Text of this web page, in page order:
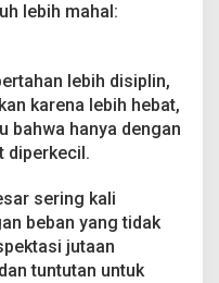
lebih mahal:
lebih disiplin,
karena lebih hebat,
bahwa hanya dengan
diperkecil.
sering kali
beban yang tidak
jutaan
tuntutan untuk